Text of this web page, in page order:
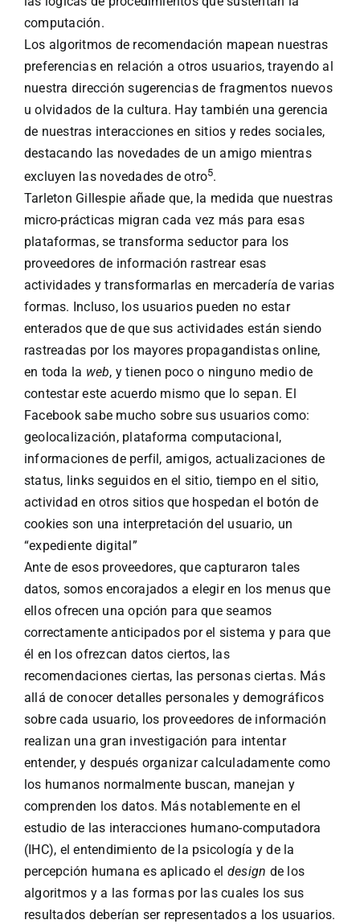
computación.
Los algoritmos de recomendación mapean nuestras
preferencias en relación a otros usuarios, trayendo al
nuestra dirección sugerencias de fragmentos nuevos
u olvidados de la cultura. Hay también una gerencia
de nuestras interacciones en sitios y redes sociales,
destacando las novedades de un amigo mientras
excluyen las novedades de otro5.
Tarleton Gillespie añade que, la medida que nuestras
micro-prácticas migran cada vez más para esas
plataformas, se transforma seductor para los
proveedores de información rastrear esas
actividades y transformarlas en mercadería de varias
formas. Incluso, los usuarios pueden no estar
enterados que de que sus actividades están siendo
rastreadas por los mayores propagandistas online,
en toda la web, y tienen poco o ninguno medio de
contestar este acuerdo mismo que lo sepan. El
Facebook sabe mucho sobre sus usuarios como:
geolocalización, plataforma computacional,
informaciones de perfil, amigos, actualizaciones de
status, links seguidos en el sitio, tiempo en el sitio,
actividad en otros sitios que hospedan el botón de
cookies son una interpretación del usuario, un
“expediente digital”
Ante de esos proveedores, que capturaron tales
datos, somos encorajados a elegir en los menus que
ellos ofrecen una opción para que seamos
correctamente anticipados por el sistema y para que
él en los ofrezcan datos ciertos, las
recomendaciones ciertas, las personas ciertas. Más
allá de conocer detalles personales y demográficos
sobre cada usuario, los proveedores de información
realizan una gran investigación para intentar
entender, y después organizar calculadamente como
los humanos normalmente buscan, manejan y
comprenden los datos. Más notablemente en el
estudio de las interacciones humano-computadora
(IHC), el entendimiento de la psicología y de la
percepción humana es aplicado el design de los
algoritmos y a las formas por las cuales los sus
resultados deberían ser representados a los usuarios.